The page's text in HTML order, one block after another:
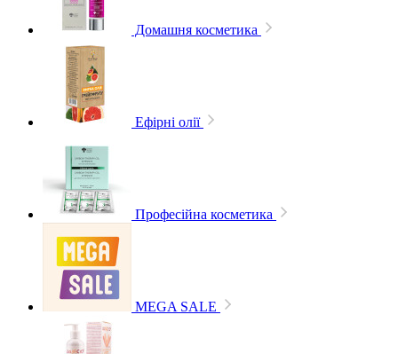
Домашня косметика
Ефірні олії
Професійна косметика
MEGA SALE